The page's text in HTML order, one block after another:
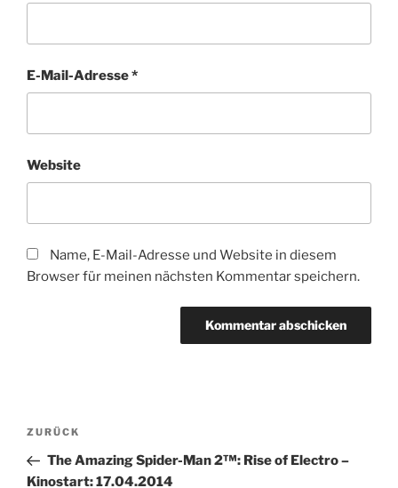
E-Mail-Adresse*
Website
Name, E-Mail-Adresse und Website in diesem
Browser für meinen nächsten Kommentar speichern.
Beitragsnavigation
Vorheriger
Beitrag
ZURÜCK
The Amazing Spider-Man 2™: Rise of Electro –
Kinostart: 17.04.2014